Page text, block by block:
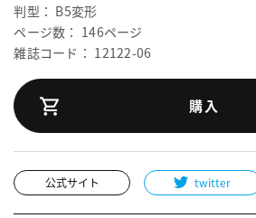
判型： B5変形
ページ数： 146ページ
雑誌コード： 12122-06
購入
公式サイト twitter